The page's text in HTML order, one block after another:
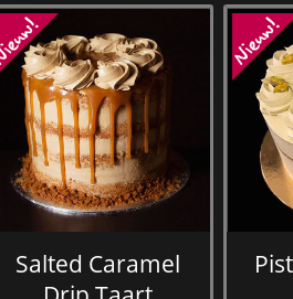
Salted Caramel